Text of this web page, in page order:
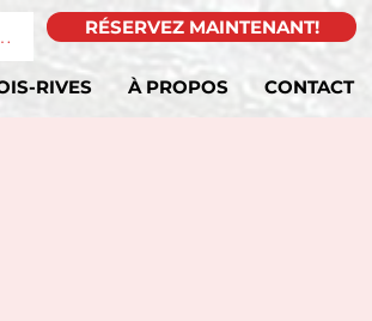
RIVES À PROPOS CONTACT
RÉSERVEZ MAINTENANT!